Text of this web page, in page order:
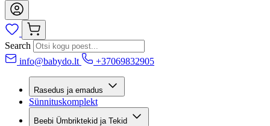
Search
info@babydo.lt
+37069832905
Rasedus ja emadus
Sünnituskomplekt
Beebi Ümbriktekid ja Tekid